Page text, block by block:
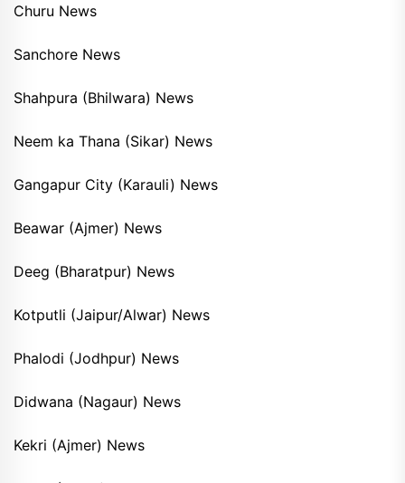
Churu News
Sanchore News
Shahpura (Bhilwara) News
Neem ka Thana (Sikar) News
Gangapur City (Karauli) News
Beawar (Ajmer) News
Deeg (Bharatpur) News
Kotputli (Jaipur/Alwar) News
Phalodi (Jodhpur) News
Didwana (Nagaur) News
Kekri (Ajmer) News